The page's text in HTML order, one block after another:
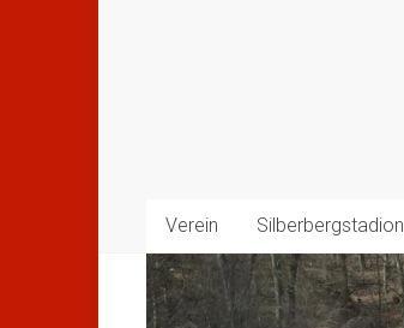
Verein Silberbergstadion